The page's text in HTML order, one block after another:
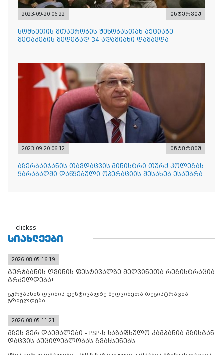
2023-09-20 06:22 ინტერვიუ
სომხეთის მთავრობის შენობასთან აქციაზე
შეტაკების შედეგად 34 ადამიანი დაშავდა
2023-09-20 06:12 ინტერვიუ
აზერბაიჯანის თავდაცვის მინისტრი თურქ კოლეგას
ყარაბაღში დაწყებული ოპერაციის შესახებ ესაუბრა
clickss
ᲡᲘᲐᲮᲚᲔᲔᲑᲘ
2026-08-05 16:19
გურჯაანის ღვინის ფესტივალზე მეღვინეთა რეგისტრაცია
გრძელდება!
გურჯაანის ღვინის ფესტივალზე მეღვინეთა რეგისტრაცია
გრძელდება!
2026-08-05 11:21
მზეს ვერ დაემალები - PSP-ს საზაფხულო კამპანია მზისგან
დაცვის აუცილებლობას გვახსენებს